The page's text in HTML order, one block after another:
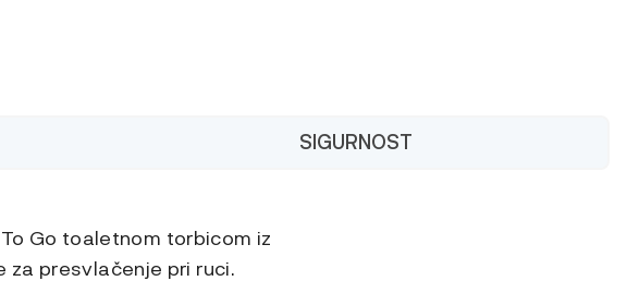
SIGURNOST
Go toaletnom torbicom iz
za presvlačenje pri ruci.